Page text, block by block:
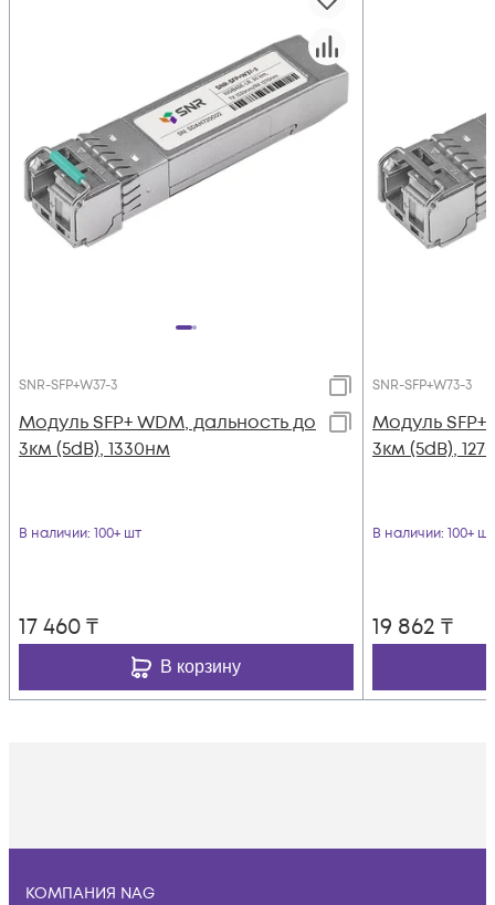
SNR-SFP+W37-3
Модуль SFP+ WDM, дальность до
3км (5dB), 1330нм
В наличии: 100+ шт
17 460₸
В корзину
SNR-SFP+W73-3
Модуль SFP+
3км (5dB),
В наличии: 100+ шт
19 862 ₸
КОМПАНИЯ NAG